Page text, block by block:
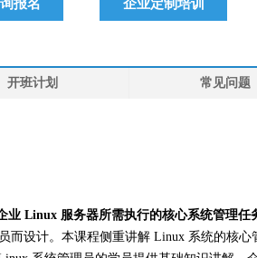
报名 企业定制培训
开班计划 常见问题
Linux 服务器所需执行的核心系统管理任
而设计。本课程侧重讲解 Linux 系统的核心